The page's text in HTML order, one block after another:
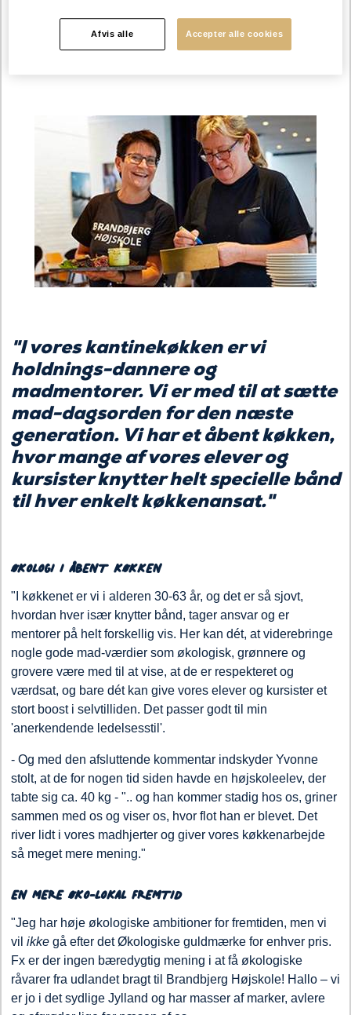
vores skær-selv brød, fordi det fuldkorns-mætter og giver
dem lidt mere energi i hverdagen. Og så elsker de øllebrød
"I vores kantinekøkken er vi
holdnings-dannere og
madmentorer. Vi er med til at sætte
mad-dagsorden for den næste
generation. Vi har et åbent køkken,
hvor mange af vores elever og
kursister knytter helt specielle bånd
til hver enkelt køkkenansat."
ØKOLOGI I ÅBENT KØKKEN
"I køkkenet er vi i alderen 30-63 år, og det er så sjovt,
hvordan hver især knytter bånd, tager ansvar og er
mentorer på helt forskellig vis. Her kan dét, at viderebringe
nogle gode mad-værdier som økologisk, grønnere og
grovere være med til at vise, at de er respekteret og
værdsat, og bare dét kan give vores elever og kursister et
stort boost i selvtilliden. Det passer godt til min
'anerkendende ledelsesstil'.
- Og med den afsluttende kommentar indskyder Yvonne
stolt, at de for nogen tid siden havde en højskoleelev, der
tabte sig ca. 40 kg - ".. og han kommer stadig hos os, griner
sammen med os og viser os, hvor flot han er blevet. Det
river lidt i vores madhjerter og giver vores køkkenarbejde
så meget mere mening."
EN MERE ØKO-LOKAL FREMTID
"Jeg har høje økologiske ambitioner for fremtiden, men vi
vil ikke gå efter det Økologiske guldmærke for enhver pris.
Fx er der ingen bæredygtig mening i at få økologiske
råvarer fra udlandet bragt til Brandbjerg Højskole! Hallo – vi
er jo i det sydlige Jylland og har masser af marker, avlere
Afvis alle Accepter alle cookies